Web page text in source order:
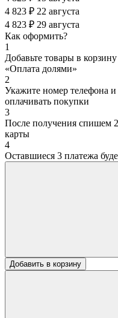
4 823 ₽ 22 августа
4 823 ₽ 29 августа
Как оформить?
1
Добавьте товары в
«Оплата долями»
2
Укажите номер телефона и
оплачивать покупки
3
После получения спишем
карты
4
Оставшиеся 3 платежа
Добавить в корзину